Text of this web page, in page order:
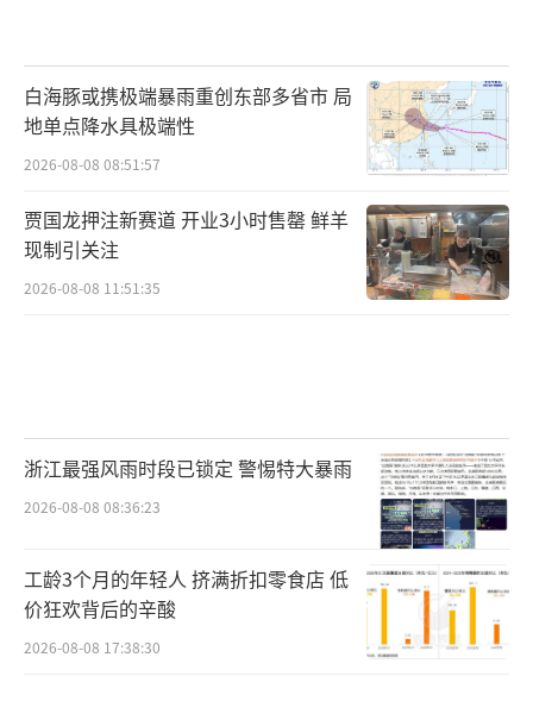
白海豚或携极端暴雨重创东部多省市 局
地单点降水具极端性
2026-08-08 08:51:57
贾国龙押注新赛道 开业3小时售罄 鲜羊
现制引关注
2026-08-08 11:51:35
浙江最强风雨时段已锁定 警惕特大暴雨
2026-08-08 08:36:23
工龄3个月的年轻人 挤满折扣零食店 低
价狂欢背后的辛酸
2026-08-08 17:38:30